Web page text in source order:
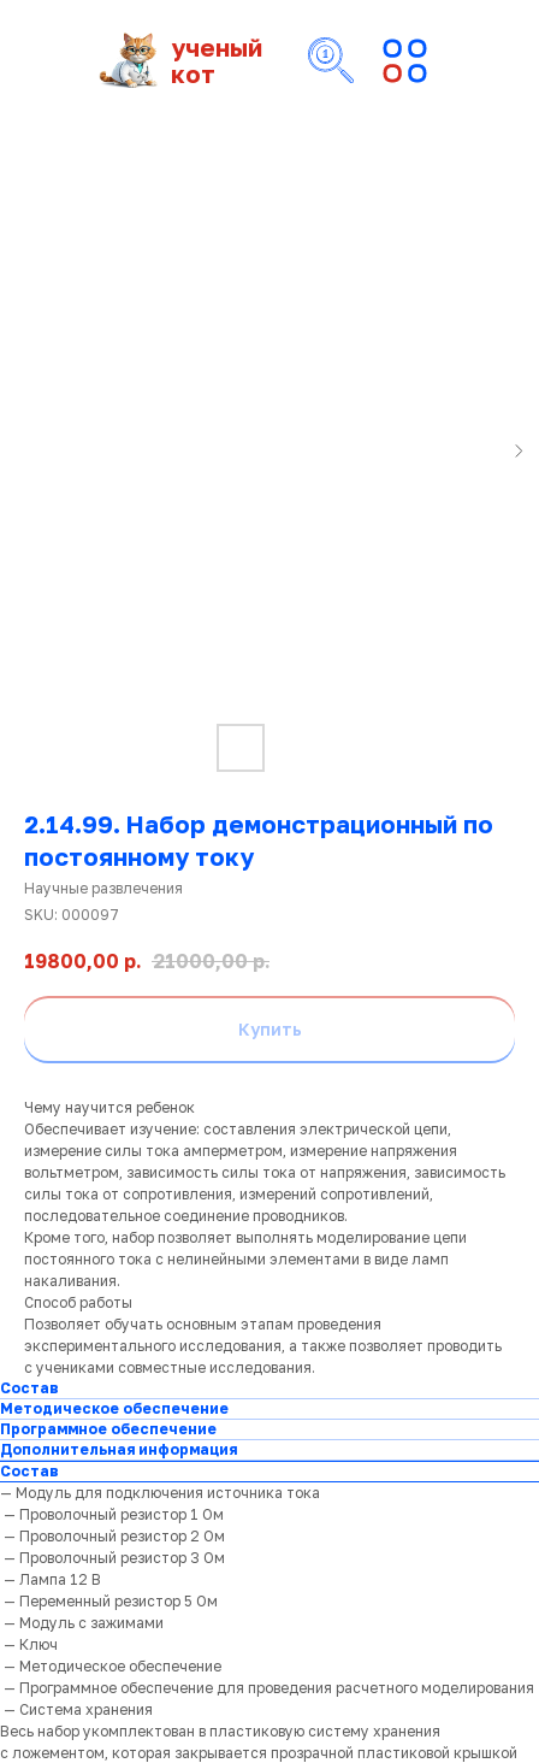
ученый
кот
2.14.99. Набор демонстрационный по
постоянному току
Научные развлечения
SKU: 000097
19800,00 р. 21000,00 р.
Купить
Чему научится ребенок
Обеспечивает изучение: составления электрической цепи,
измерение силы тока амперметром, измерение напряжения
вольтметром, зависимость силы тока от напряжения, зависимость
силы тока от сопротивления, измерений сопротивлений,
последовательное соединение проводников.
Кроме того, набор позволяет выполнять моделирование цепи
постоянного тока с нелинейными элементами в виде ламп
накаливания.
Способ работы
Позволяет обучать основным этапам проведения
экспериментального исследования, а также позволяет проводить
с учениками совместные исследования.
Состав
Методическое обеспечение
Программное обеспечение
Дополнительная информация
Состав
— Модуль для подключения источника тока
— Проволочный резистор 1 Ом
— Проволочный резистор 2 Ом
— Проволочный резистор 3 Ом
— Лампа 12 В
— Переменный резистор 5 Ом
— Модуль с зажимами
— Ключ
— Методическое обеспечение
— Программное обеспечение для проведения расчетного моделирования
— Система хранения
Весь набор укомплектован в пластиковую систему хранения
с ложементом, которая закрывается прозрачной пластиковой крышкой